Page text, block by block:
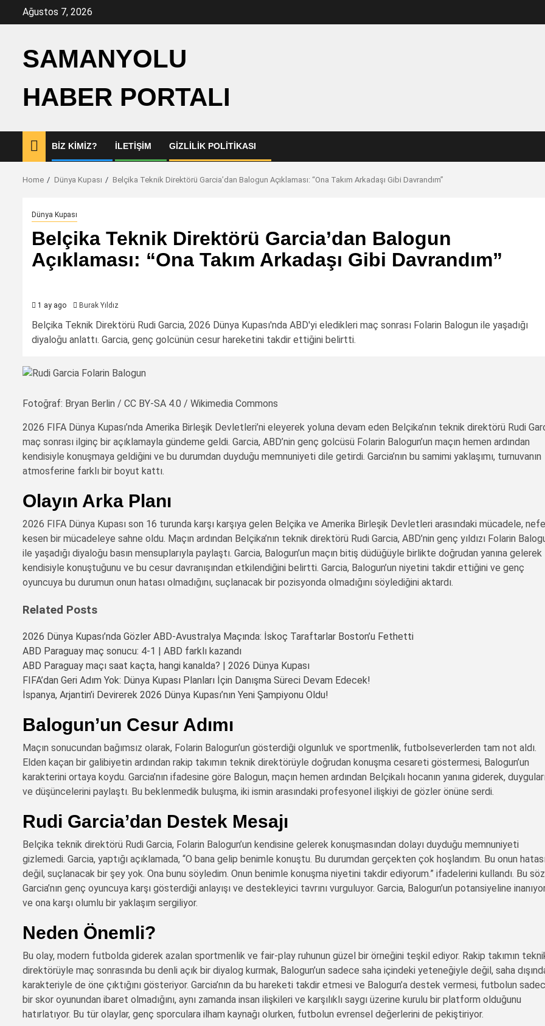
Ağustos 7, 2026
SAMANYOLU
HABER PORTALI
BIZ KIMIZ? İLETIŞIM GIZLILIK POLITIKASI
Home Dünya Kupası Belçika Teknik Direktörü Garcia’dan Balogun Açıklaması: “Ona Takım Arkadaşı Gibi Davrandım”
Dünya Kupası
Belçika Teknik Direktörü Garcia’dan Balogun
Açıklaması: “Ona Takım Arkadaşı Gibi Davrandım”
1 ay ago Burak Yıldız
Belçika Teknik Direktörü Rudi Garcia, 2026 Dünya Kupası'nda ABD'yi eledikleri maç sonrası Folarin Balogun ile yaşadığı
diyaloğu anlattı. Garcia, genç golcünün cesur hareketini takdir ettiğini belirtti.
Fotoğraf: Bryan Berlin / CC BY-SA 4.0 / Wikimedia Commons
2026 FIFA Dünya Kupası’nda Amerika Birleşik Devletleri’ni eleyerek yoluna devam eden Belçika’nın teknik direktörü Rudi
maç sonrası ilginç bir açıklamayla gündeme geldi. Garcia, ABD’nin genç golcüsü Folarin Balogun’un maçın hemen ardından
kendisiyle konuşmaya geldiğini ve bu durumdan duyduğu memnuniyeti dile getirdi. Garcia’nın bu samimi yaklaşımı, turnuvanın
atmosferine farklı bir boyut kattı.
Olayın Arka Planı
2026 FIFA Dünya Kupası son 16 turunda karşı karşıya gelen Belçika ve Amerika Birleşik Devletleri arasındaki mücadele,
kesen bir mücadeleye sahne oldu. Maçın ardından Belçika’nın teknik direktörü Rudi Garcia, ABD’nin genç yıldızı Folarin
ile yaşadığı diyaloğu basın mensuplarıyla paylaştı. Garcia, Balogun’un maçın bitiş düdüğüyle birlikte doğrudan yanına gelerek
kendisiyle konuştuğunu ve bu cesur davranışından etkilendiğini belirtti. Garcia, Balogun’un niyetini takdir ettiğini ve genç
oyuncuya bu durumun onun hatası olmadığını, suçlanacak bir pozisyonda olmadığını söylediğini aktardı.
Related Posts
2026 Dünya Kupası’nda Gözler ABD-Avustralya Maçında: İskoç Taraftarlar Boston’u Fethetti
ABD Paraguay maç sonucu: 4-1 | ABD farklı kazandı
ABD Paraguay maçı saat kaçta, hangi kanalda? | 2026 Dünya Kupası
FIFA’dan Geri Adım Yok: Dünya Kupası Planları İçin Danışma Süreci Devam Edecek!
İspanya, Arjantin’i Devirerek 2026 Dünya Kupası’nın Yeni Şampiyonu Oldu!
Balogun’un Cesur Adımı
Maçın sonucundan bağımsız olarak, Folarin Balogun’un gösterdiği olgunluk ve sportmenlik, futbolseverlerden tam not aldı.
Elden kaçan bir galibiyetin ardından rakip takımın teknik direktörüyle doğrudan konuşma cesareti göstermesi, Balogun’un
karakterini ortaya koydu. Garcia’nın ifadesine göre Balogun, maçın hemen ardından Belçikalı hocanın yanına giderek,
ve düşüncelerini paylaştı. Bu beklenmedik buluşma, iki ismin arasındaki profesyonel ilişkiyi de gözler önüne serdi.
Rudi Garcia’dan Destek Mesajı
Belçika teknik direktörü Rudi Garcia, Folarin Balogun’un kendisine gelerek konuşmasından dolayı duyduğu memnuniyeti
gizlemedi. Garcia, yaptığı açıklamada, “O bana gelip benimle konuştu. Bu durumdan gerçekten çok hoşlandım. Bu onun
değil, suçlanacak bir şey yok. Ona bunu söyledim. Onun benimle konuşma niyetini takdir ediyorum.” ifadelerini kullandı. Bu
Garcia’nın genç oyuncuya karşı gösterdiği anlayışı ve destekleyici tavrını vurguluyor. Garcia, Balogun’un potansiyeline
ve ona karşı olumlu bir yaklaşım sergiliyor.
Neden Önemli?
Bu olay, modern futbolda giderek azalan sportmenlik ve fair-play ruhunun güzel bir örneğini teşkil ediyor. Rakip takımın
direktörüyle maç sonrasında bu denli açık bir diyalog kurmak, Balogun’un sadece saha içindeki yeteneğiyle değil, saha
karakteriyle de öne çıktığını gösteriyor. Garcia’nın da bu hareketi takdir etmesi ve Balogun’a destek vermesi, futbolun
bir skor oyunundan ibaret olmadığını, aynı zamanda insan ilişkileri ve karşılıklı saygı üzerine kurulu bir platform olduğunu
hatırlatıyor. Bu tür olaylar, genç sporculara ilham kaynağı olurken, futbolun evrensel değerlerini de pekiştiriyor.